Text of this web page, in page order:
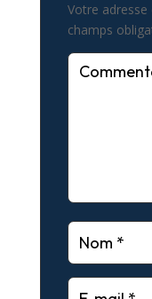
Votre adresse
champs